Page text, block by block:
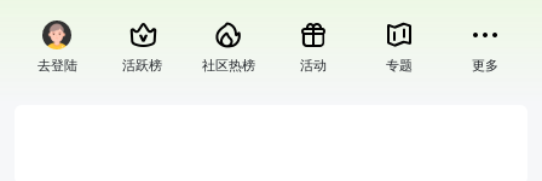
去登陆 活跃榜 社区热榜 活动 专题 更多